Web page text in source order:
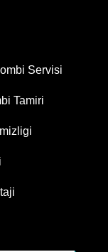
Servisi
Tamiri